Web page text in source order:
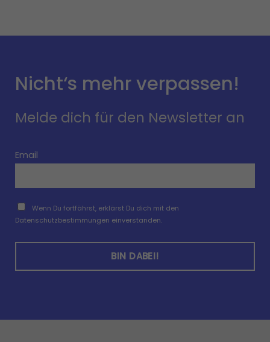
Nicht‘s mehr verpassen!
Melde dich für den Newsletter an
Email
Wenn Du fortfährst, erklärst Du dich mit den
Datenschutzbestimmungen einverstanden.